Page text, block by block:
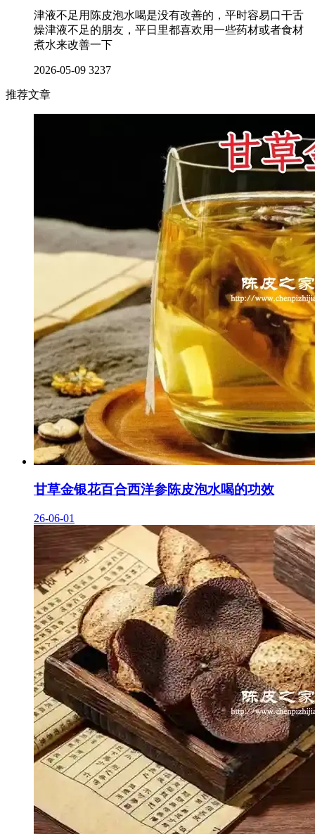
津液不足用陈皮泡水喝是没有改善的，平时容易口干舌
燥津液不足的朋友，平日里都喜欢用一些药材或者食材
煮水来改善一下
2026-05-09 3237
推荐文章
甘草金银花百合西洋参陈皮泡水喝的功效
26-06-01